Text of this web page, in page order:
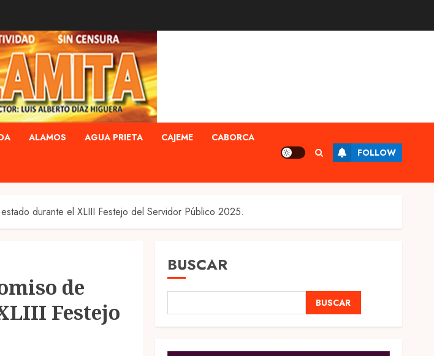
ALAMOS AGUA PRIETA CAJEME CABORCA
FOLLOW
durante el XLIII Festejo del Servidor Público 2025.
de
Festejo
BUSCAR
BUSCAR